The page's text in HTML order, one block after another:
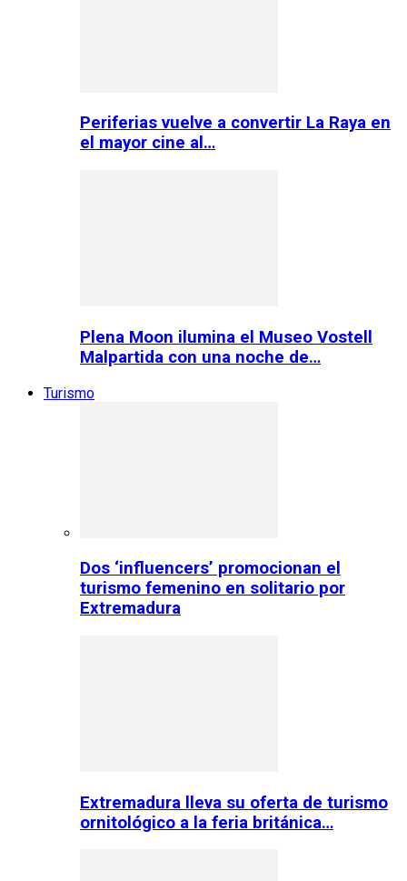
Periferias vuelve a convertir La Raya en
el mayor cine al…
Plena Moon ilumina el Museo Vostell
Malpartida con una noche de…
Turismo
Dos ‘influencers’ promocionan el
turismo femenino en solitario por
Extremadura
Extremadura lleva su oferta de turismo
ornitológico a la feria británica…